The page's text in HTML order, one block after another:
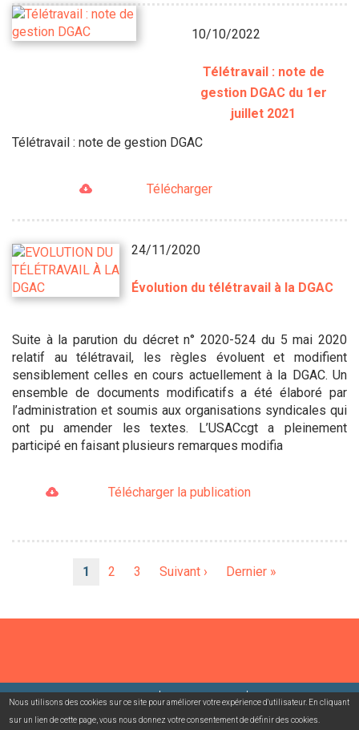
10/10/2022
Télétravail : note de
gestion DGAC du 1er
juillet 2021
Télétravail : note de gestion DGAC
Télécharger
24/11/2020
Évolution du télétravail à la DGAC
Suite à la parution du décret n° 2020-524 du 5 mai 2020
relatif au télétravail, les règles évoluent et modifient
sensiblement celles en cours actuellement à la DGAC. Un
ensemble de documents modificatifs a été élaboré par
l’administration et soumis aux organisations syndicales qui
ont pu amender les textes. L’USACcgt a pleinement
participé en faisant plusieurs remarques modifia
Télécharger la publication
Page
1 Page
2 Page
3
Page
Suivant ›
Dernière
Dernier »
©2026 USACcgt Mentions légales Contact
Nous utilisons des cookies sur ce site pour améliorer votre expérience d'utilisateur. En cliquant
sur un lien de cette page, vous nous donnez votre consentement de définir des cookies.